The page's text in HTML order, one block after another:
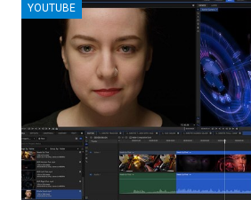
YOUTUBE